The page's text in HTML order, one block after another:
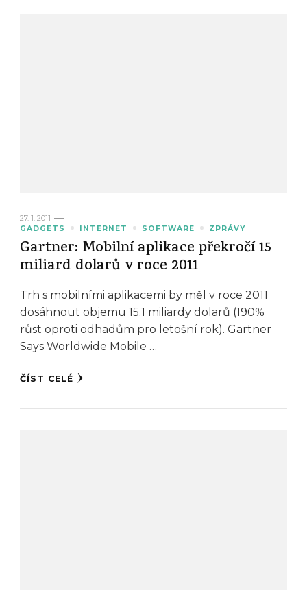
27. 1. 2011
GADGETS
INTERNET SOFTWARE ZPRÁVY
Gartner: Mobilní aplikace překročí 15
miliard dolarů v roce 2011
Trh s mobilními aplikacemi by měl v roce 2011
dosáhnout objemu 15.1 miliardy dolarů (190%
růst oproti odhadům pro letošní rok). Gartner
Says Worldwide Mobile …
ČÍST CELÉ